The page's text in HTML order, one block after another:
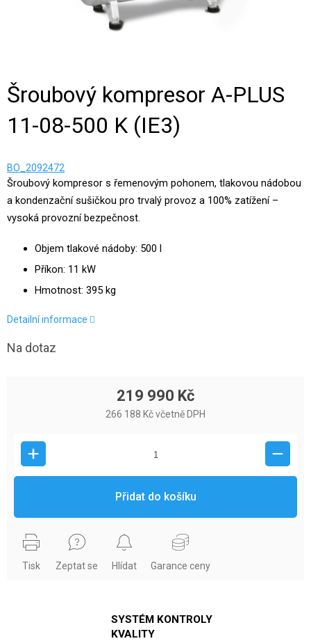
Šroubový kompresor A-PLUS
11-08-500 K (IE3)
BO_2092472
Šroubový kompresor s řemenovým pohonem, tlakovou nádobou
a kondenzační sušičkou pro trvalý provoz a 100% zatížení –
vysoká provozní bezpečnost.
Objem tlakové nádoby: 500 l
Příkon: 11 kW
Hmotnost: 395 kg
Detailní informace
Na dotaz
219 990 Kč
266 188 Kč včetně DPH
Přidat do košíku
Tisk Zeptat se Hlídat Garance ceny
SYSTÉM KONTROLY
KVALITY